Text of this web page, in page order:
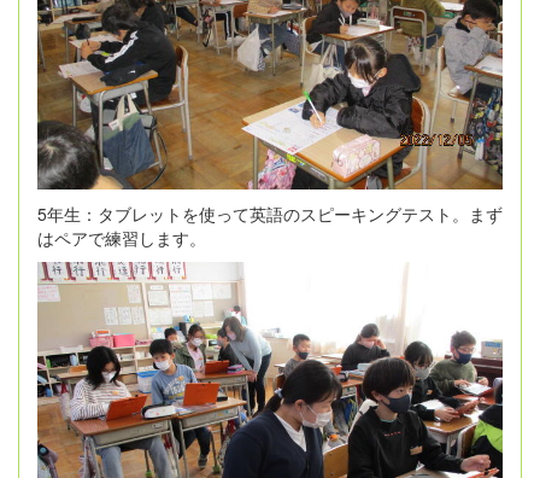
5年生：タブレットを使って英語のスピーキングテスト。まず
はペアで練習します。